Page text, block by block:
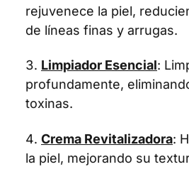
rejuvenece la piel,
de líneas finas y arrugas.
Limpiador Esencial:
profundamente,
toxinas.
Crema Revitalizadora:
la piel, mejorando su